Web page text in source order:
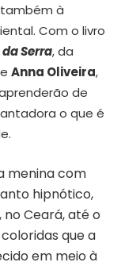
à
Com o livro
Serra, da
Anna Oliveira,
de
o que é
menina com
hipnótico,
no Ceará, até o
que a
em meio à